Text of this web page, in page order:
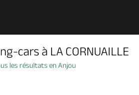
cars à LA CORNUAILLE
les résultats en Anjou